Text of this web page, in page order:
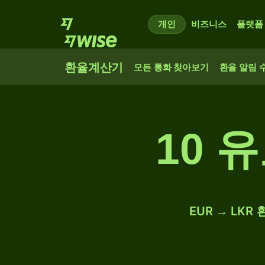
개인 비즈니스 플랫폼
환율계산기 모든 통화 찾아보기 환율 알림
10
EUR → LKR